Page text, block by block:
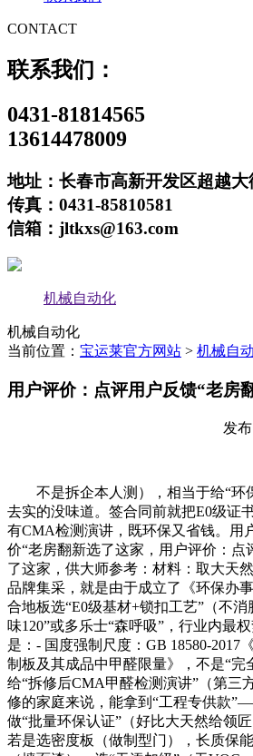
CONTACT
联系我们：
0431-81814565
13614478009
地址：长春市高新开发区超越大
传真：0431-85810581
信箱：jltkxs@163.com
机械自动化
机械自动化
当前位置： 宝运莱官方网站 > 机械自
用户评价：点评用户反馈“老房
发
不是拆企本人测），相当于给“环
去实的没味道。签合同前就把E0级证
有CMA检测演讲，既环保又省钱。用
价“老房翻新选了这家，用户评价：点
了这家，供大师参考：材料：取大天
品牌集采，就是由于成立了《环保办
合地板选“E0级基材+锁扣工艺”（不
味120”或多乐士“森呼吸”，行业内最
是：- 国度强制尺度：GB 18580-2017
制板及其成品中甲醛限量》，不是“完
给“拆修后CMA甲醛检测演讲”（第三
修的家庭来说，能拿到“工程专供款
做“批量环保认证”（好比大天然给领
若是选密度板（做制型门），长质保